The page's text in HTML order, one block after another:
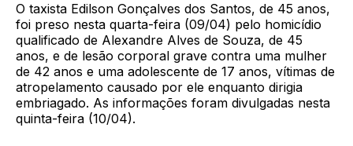
O taxista Edilson Gonçalves dos Santos, de 45 anos,
foi preso nesta quarta-feira (09/04) pelo homicídio
qualificado de Alexandre Alves de Souza, de 45
anos, e de lesão corporal grave contra uma mulher
de 42 anos e uma adolescente de 17 anos, vítimas de
atropelamento causado por ele enquanto dirigia
embriagado. As informações foram divulgadas nesta
quinta-feira (10/04).